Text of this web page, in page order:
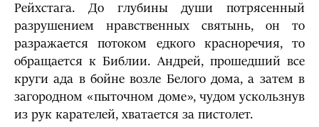
Рейхстага. До глубины души потрясенный
разрушением нравственных святынь, он то
разражается потоком едкого красноречия, то
обращается к Библии. Андрей, прошедший все
круги ада в бойне возле Белого дома, а затем в
загородном «пыточном доме», чудом ускользнув
из рук карателей, хватается за пистолет.